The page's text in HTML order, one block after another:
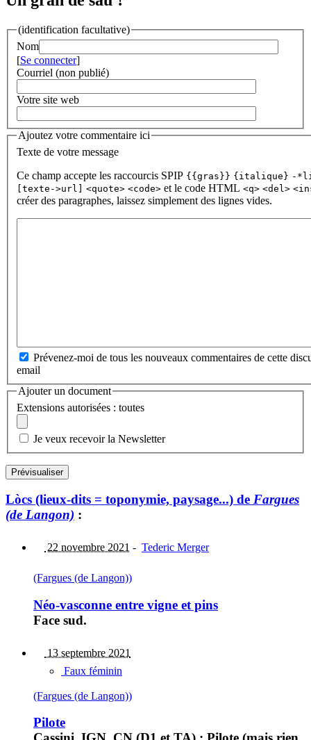
(identification facultative)
Nom
[Se connecter]
Courriel (non publié)
Votre site web
Ajoutez votre commentaire ici
Texte de votre message
Ce champ accepte les raccourcis SPIP {{gras}} {italique} -
[texte->url]
<quote> <code> et le code HTML <q> <del>
créer des paragraphes, laissez simplement des lignes vides.
Prévenez-moi de tous les nouveaux commentaires de cette
email
Ajouter un document
Extensions autorisées : toutes
Je veux recevoir la Newsletter
Lòcs (lieux-dits = toponymie, paysage...) de Fargues
(de Langon) :
22 novembre 2021 - Tederic Merger
(Fargues (de Langon))
Néo-vasconne entre vigne et pins
Face sud.
13 septembre 2021
Faux féminin
(Fargues (de Langon))
Pilote